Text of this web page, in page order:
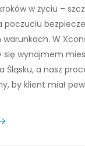
w życiu –
poczuciu
W
wynajmem
Śląsku, a nasz
by klient miał